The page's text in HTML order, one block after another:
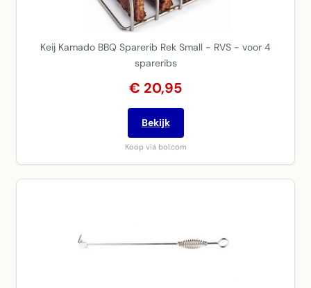
Keij Kamado BBQ Sparerib Rek Small - RVS - voor 4
spareribs
€ 20,95
Bekijk
Koop via bol.com